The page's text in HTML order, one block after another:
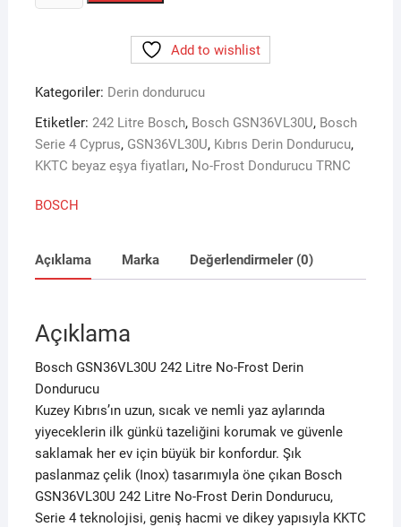
GSN36VL30U
FROST
DERİN
DONDURUCU
adet
Add to wishlist
Kategoriler: Derin dondurucu
Etiketler: 242 Litre Bosch, Bosch GSN36VL30U, Bosch
Serie 4 Cyprus, GSN36VL30U, Kıbrıs Derin Dondurucu,
KKTC beyaz eşya fiyatları, No-Frost Dondurucu TRNC
BOSCH
Açıklama Marka Değerlendirmeler (0)
Açıklama
Bosch GSN36VL30U 242 Litre No-Frost Derin
Dondurucu
Kuzey Kıbrıs’ın uzun, sıcak ve nemli yaz aylarında
yiyeceklerin ilk günkü tazeliğini korumak ve güvenle
saklamak her ev için büyük bir konfordur. Şık
paslanmaz çelik (Inox) tasarımıyla öne çıkan Bosch
GSN36VL30U 242 Litre No-Frost Derin Dondurucu,
Serie 4 teknolojisi, geniş hacmi ve dikey yapısıyla KKTC